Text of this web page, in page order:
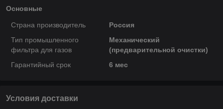
Основные
Страна производитель
Россия
Тип промышленного
фильтра для газов
Механический
(предварительной очистки)
Гарантийный срок
6 мес
Условия доставки